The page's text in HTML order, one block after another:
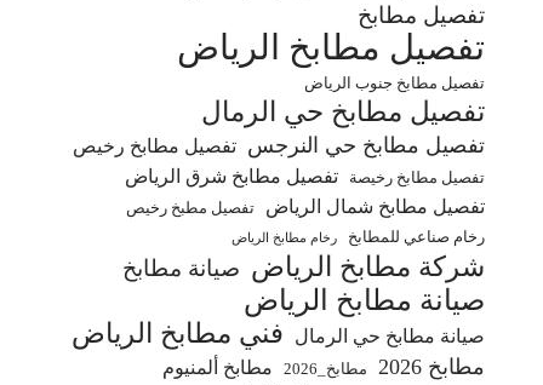
تفصيل مطابخ
تفصيل مطابخ الرياض
تفصيل مطابخ جنوب الرياض
تفصيل مطابخ حي الرمال
تفصيل مطابخ حي النرجس تفصيل مطابخ رخيص
تفصيل مطابخ رخيصة
تفصيل مطابخ شرق الرياض
تفصيل مطابخ شمال الرياض
تفصيل مطبخ رخيص
رخام صناعي للمطابخ
رخام مطابخ الرياض
شركة مطابخ الرياض صيانة مطابخ
صيانة مطابخ الرياض
صيانة مطابخ حي الرمال فني مطابخ الرياض
مطابخ 2026 مطابخ_2026 مطابخ ألمنيوم